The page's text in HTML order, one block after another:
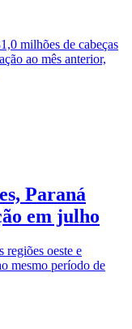
milhões de cabeças
ao mês anterior,
Paraná
em julho
regiões oeste e
mesmo período de